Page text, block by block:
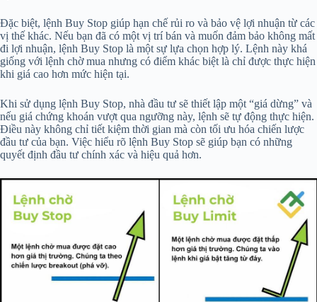
Đặc biệt, lệnh Buy Stop giúp hạn chế rủi ro và bảo vệ lợi nhuận từ các
vị thế khác. Nếu bạn đã có một vị trí bán và muốn đảm bảo không mất
đi lợi nhuận, lệnh Buy Stop là một sự lựa chọn hợp lý. Lệnh này khá
giống với lệnh chờ mua nhưng có điểm khác biệt là chỉ được thực hiện
khi giá cao hơn mức hiện tại.
Khi sử dụng lệnh Buy Stop, nhà đầu tư sẽ thiết lập một “giá dừng” và
nếu giá chứng khoán vượt qua ngưỡng này, lệnh sẽ tự động thực hiện.
Điều này không chỉ tiết kiệm thời gian mà còn tối ưu hóa chiến lược
đầu tư của bạn. Việc hiểu rõ lệnh Buy Stop sẽ giúp bạn có những
quyết định đầu tư chính xác và hiệu quả hơn.